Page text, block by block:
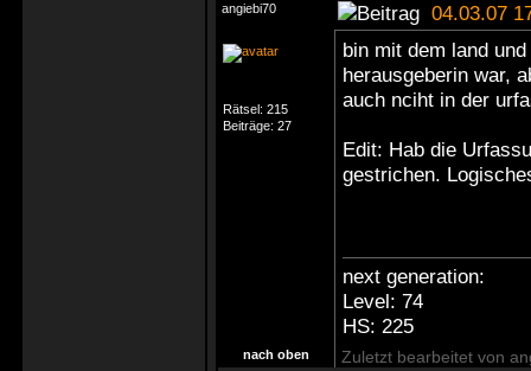
angiebi70
04.03.07
Rätsel: 215
Beiträge: 27
bin mit dem land
herausgeberin war,
auch nciht in der
Edit: Hab die
gestrichen.
next generation:
Level: 74
HS: 225
nach oben Zuletzt bearbeitet von